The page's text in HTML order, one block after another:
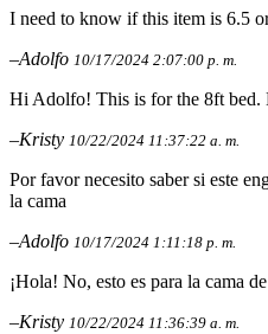
I need to know if this item is 6.5
–Adolfo 10/17/2024 2:07:00 p. m.
Hi Adolfo! This is for the 8ft bed.
–Kristy 10/22/2024 11:37:22 a. m.
Por favor necesito saber si este
la cama
–Adolfo 10/17/2024 1:11:18 p. m.
¡Hola! No, esto es para la cama
–Kristy 10/22/2024 11:36:39 a. m.